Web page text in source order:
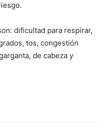
dificultad para respirar,
tos, congestión
de cabeza y